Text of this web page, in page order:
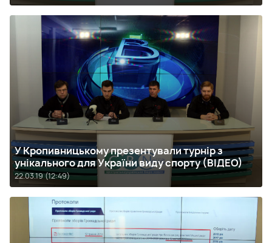
У Кропивницькому презентували турнір з
унікального для України виду спорту (ВІДЕО)
22.03.19 (12:49)